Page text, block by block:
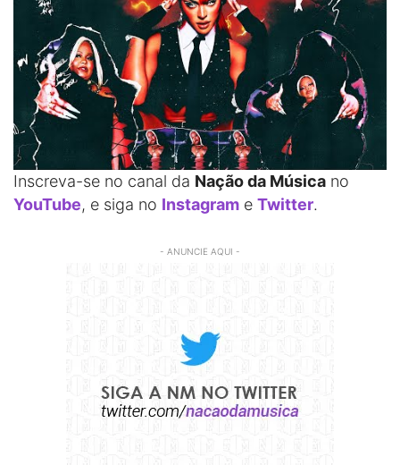
Inscreva-se no canal da Nação da Música no
YouTube, e siga no Instagram e Twitter.
- ANUNCIE AQUI -